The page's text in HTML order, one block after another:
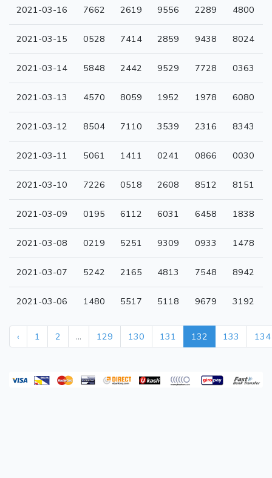
2021-03-16 7662 2619 9556 2289 4800
2021-03-15 0528 7414 2859 9438 8024
2021-03-14 5848 2442 9529 7728 0363
2021-03-13 4570 8059 1952 1978 6080
2021-03-12 8504 7110 3539 2316 8343
2021-03-11 5061 1411 0241 0866 0030
2021-03-10 7226 0518 2608 8512 8151
2021-03-09 0195 6112 6031 6458 1838
2021-03-08 0219 5251 9309 0933 1478
2021-03-07 5242 2165 4813 7548 8942
2021-03-06 1480 5517 5118 9679 3192
‹ 1 2 ... 129 130 131 132 133 134